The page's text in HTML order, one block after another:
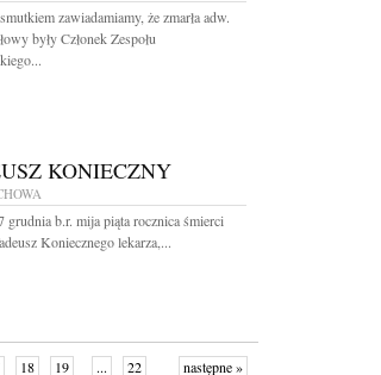
zawiadamiamy, że zmarła adw.
były Członek Zespołu
KONIECZNY
grudnia b.r. mija piąta rocznica śmierci
Koniecznego lekarza,...
18 19 ... 22 następne »